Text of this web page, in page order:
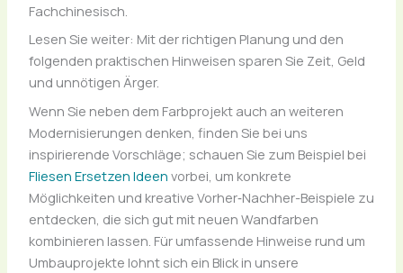
Fachchinesisch.
Lesen Sie weiter: Mit der richtigen Planung und den
folgenden praktischen Hinweisen sparen Sie Zeit, Geld
und unnötigen Ärger.
Wenn Sie neben dem Farbprojekt auch an weiteren
Modernisierungen denken, finden Sie bei uns
inspirierende Vorschläge; schauen Sie zum Beispiel bei
Fliesen Ersetzen Ideen vorbei, um konkrete
Möglichkeiten und kreative Vorher‑Nachher-Beispiele zu
entdecken, die sich gut mit neuen Wandfarben
kombinieren lassen. Für umfassende Hinweise rund um
Umbauprojekte lohnt sich ein Blick in unsere